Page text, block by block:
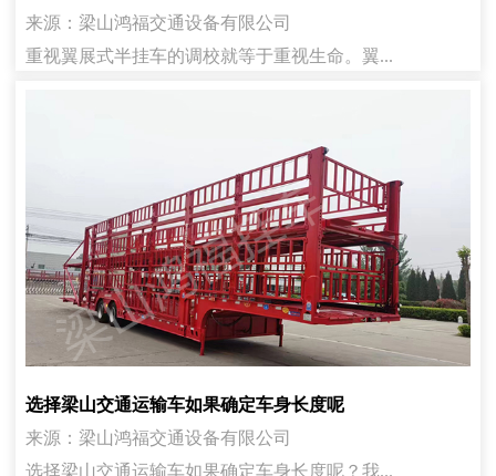
来源：梁山鸿福交通设备有限公司
重视翼展式半挂车的调校就等于重视生命。翼...
选择梁山交通运输车如果确定车身长度呢
来源：梁山鸿福交通设备有限公司
选择梁山交通运输车如果确定车身长度呢？我...